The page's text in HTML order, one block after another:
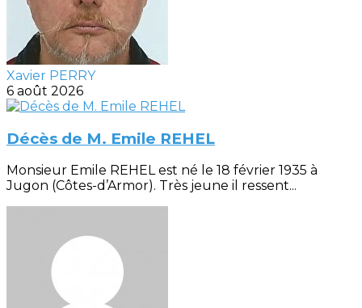
Xavier PERRY
6 août 2026
Décès de M. Emile REHEL
Monsieur Emile REHEL est né le 18 février 1935 à
Jugon (Côtes-d’Armor). Très jeune il ressent...